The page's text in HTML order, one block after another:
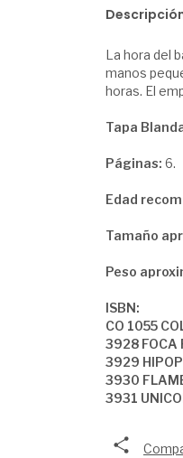
La hora del
manos
horas. El
Tapa
Páginas: 6.
Edad
Tamaño
Peso
ISBN:
CO 1055
3928 FOCA
3929
3930
3931